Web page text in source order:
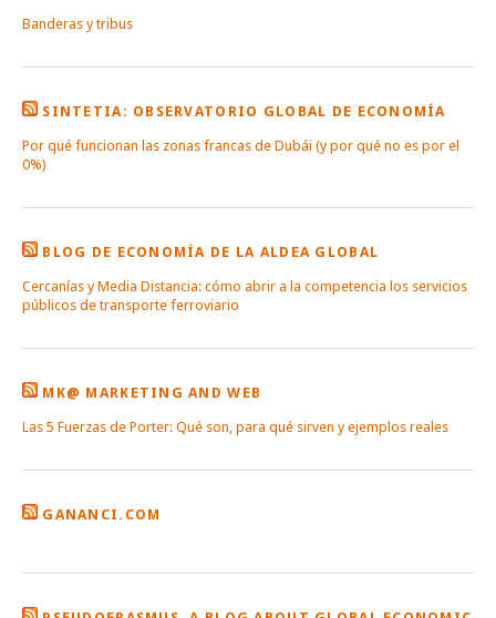
Banderas y tribus
SINTETIA: OBSERVATORIO GLOBAL DE ECONOMÍA
Por qué funcionan las zonas francas de Dubái (y por qué no es por el
0%)
BLOG DE ECONOMÍA DE LA ALDEA GLOBAL
Cercanías y Media Distancia: cómo abrir a la competencia los servicios
públicos de transporte ferroviario
MK@ MARKETING AND WEB
Las 5 Fuerzas de Porter: Qué son, para qué sirven y ejemplos reales
GANANCI.COM